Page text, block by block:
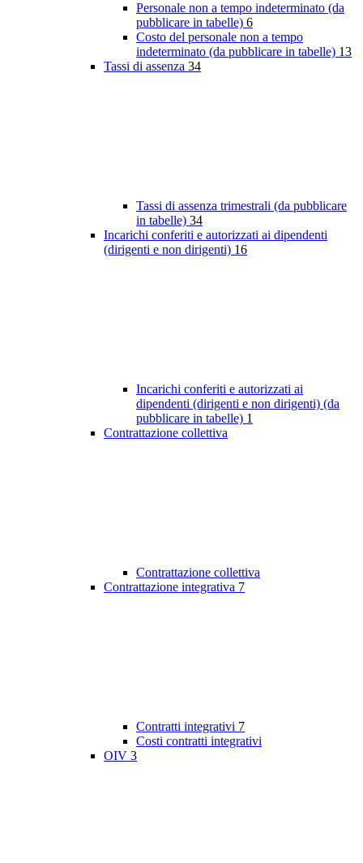
Personale non a tempo indeterminato (da
pubblicare in tabelle) 6
Costo del personale non a tempo
indeterminato (da pubblicare in tabelle) 13
Tassi di assenza 34
Tassi di assenza trimestrali (da pubblicare
in tabelle) 34
Incarichi conferiti e autorizzati ai dipendenti
(dirigenti e non dirigenti) 16
Incarichi conferiti e autorizzati ai
dipendenti (dirigenti e non dirigenti) (da
pubblicare in tabelle) 1
Contrattazione collettiva
Contrattazione collettiva
Contrattazione integrativa 7
Contratti integrativi 7
Costi contratti integrativi
OIV 3